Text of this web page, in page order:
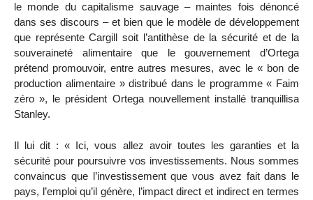
le monde du capitalisme sauvage – maintes fois dénoncé
dans ses discours – et bien que le modèle de développement
que représente Cargill soit l’antithèse de la sécurité et de la
souveraineté alimentaire que le gouvernement d’Ortega
prétend promouvoir, entre autres mesures, avec le « bon de
production alimentaire » distribué dans le programme « Faim
zéro », le président Ortega nouvellement installé tranquillisa
Stanley.
Il lui dit : « Ici, vous allez avoir toutes les garanties et la
sécurité pour poursuivre vos investissements. Nous sommes
convaincus que l’investissement que vous avez fait dans le
pays, l’emploi qu’il génère, l’impact direct et indirect en termes